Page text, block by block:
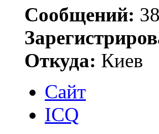
Сообщений: 38
Откуда: Киев
Сайт
ICQ